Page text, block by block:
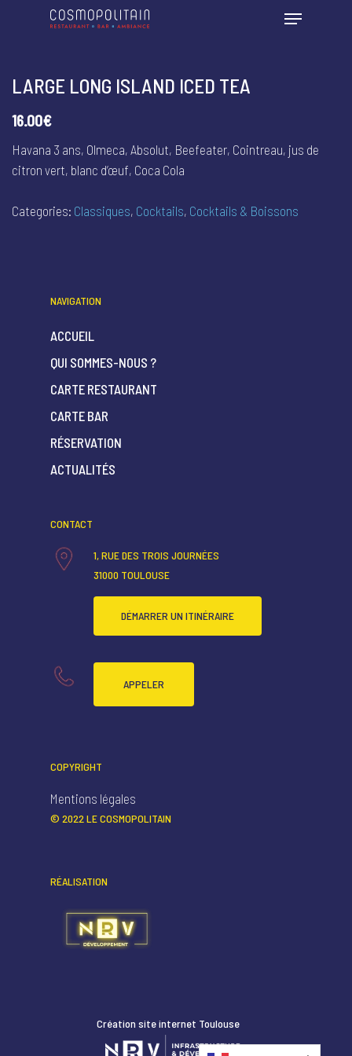
LARGE LONG ISLAND ICED TEA
16.00€
Havana 3 ans, Olmeca, Absolut, Beefeater, Cointreau, jus de
citron vert, blanc d’œuf, Coca Cola
Categories: Classiques, Cocktails, Cocktails & Boissons
NAVIGATION
ACCUEIL
QUI SOMMES-NOUS ?
CARTE RESTAURANT
CARTE BAR
RÉSERVATION
ACTUALITÉS
CONTACT
1, RUE DES TROIS JOURNÉES
31000 TOULOUSE
DÉMARRER UN ITINÉRAIRE
APPELER
COPYRIGHT
Mentions légales
© 2022 LE COSMOPOLITAIN
RÉALISATION
Création site internet Toulouse
RÉSERVATION